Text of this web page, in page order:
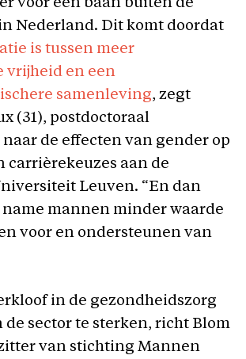
voor een baan buiten de
Nederland. Dit komt doordat
is tussen meer
vrijheid en een
samenleving, zegt
(31), postdoctoraal
de effecten van gender op
carrièrekeuzes aan de
Leuven. “En dan
mannen minder waarde
voor en ondersteunen van
in de gezondheidszorg
de sector te sterken, richt Blom
van stichting Mannen